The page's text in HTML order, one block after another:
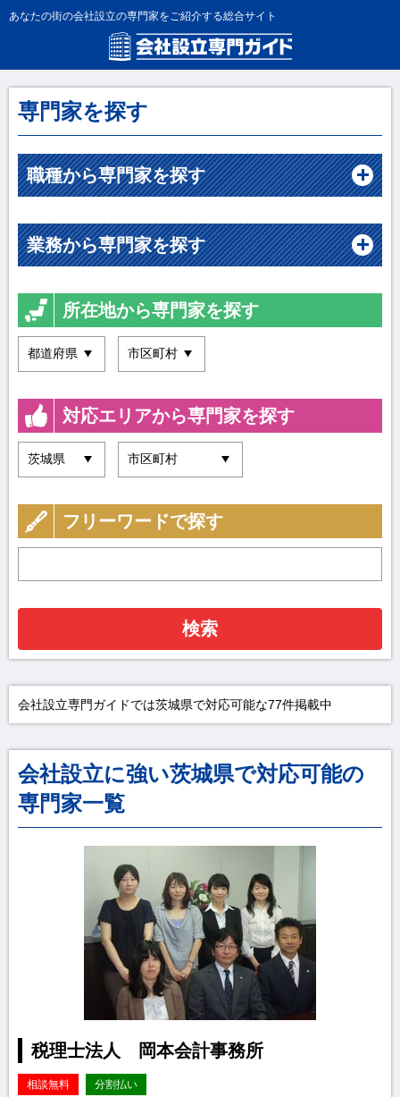
あなたの街の会社設立の専門家をご紹介する総合サイト
専門家を探す
職種から専門家を探す
業務から専門家を探す
所在地から専門家を探す
対応エリアから専門家を探す
フリーワードで探す
検索
会社設立専門ガイドでは茨城県で対応可能な77件掲載中
会社設立に強い茨城県で対応可能の
専門家一覧
税理士法人 岡本会計事務所
相談無料 分割払い